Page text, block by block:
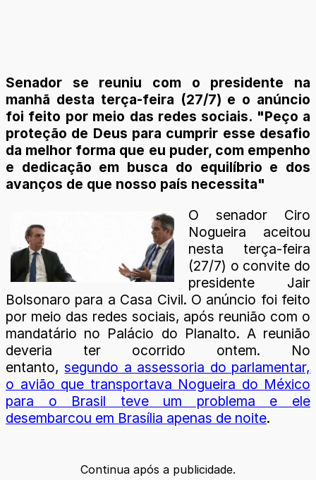
Senador se reuniu com o presidente na
manhã desta terça-feira (27/7) e o anúncio
foi feito por meio das redes sociais. "Peço a
proteção de Deus para cumprir esse desafio
da melhor forma que eu puder, com empenho
e dedicação em busca do equilíbrio e dos
avanços de que nosso país necessita"
O senador Ciro
Nogueira aceitou
nesta terça-feira
(27/7) o convite do
presidente Jair
Bolsonaro para a Casa Civil. O anúncio foi feito
por meio das redes sociais, após reunião com o
mandatário no Palácio do Planalto. A reunião
deveria ter ocorrido ontem. No
entanto,segundo a assessoria do parlamentar,
o avião que transportava Nogueira do México
para o Brasil teve um problema e ele
desembarcou em Brasília apenas de noite.
Continua após a publicidade.